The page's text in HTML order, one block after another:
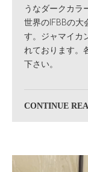
うなダークカラ
世界のIFBBの大
す。ジャマイカ
れております。
下さい。
CONTINUE